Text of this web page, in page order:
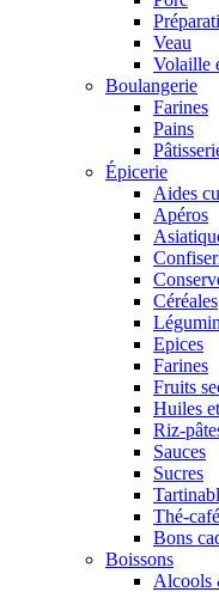
Veau
Volaille
Boulangerie
Farines
Pains
Épicerie
Aides
Apéros
Céréales
Epices
Farines
Fruits
Huiles
Riz-
Sauces
Sucres
Thé-
Bons
Boissons
Alcools